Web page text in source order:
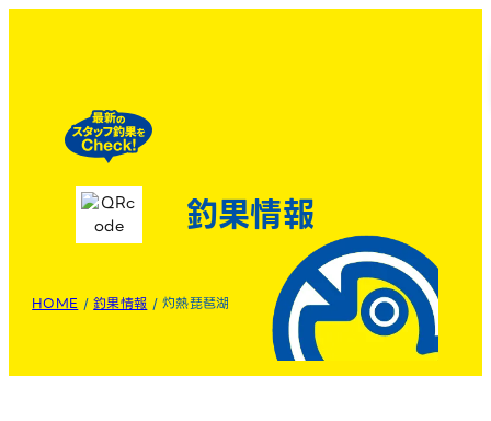
釣果情報
HOME /釣果情報 /灼熱琵琶湖